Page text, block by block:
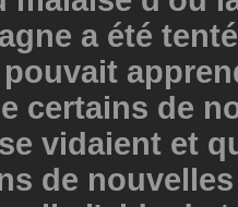
a été
certains de
vidaient et
de